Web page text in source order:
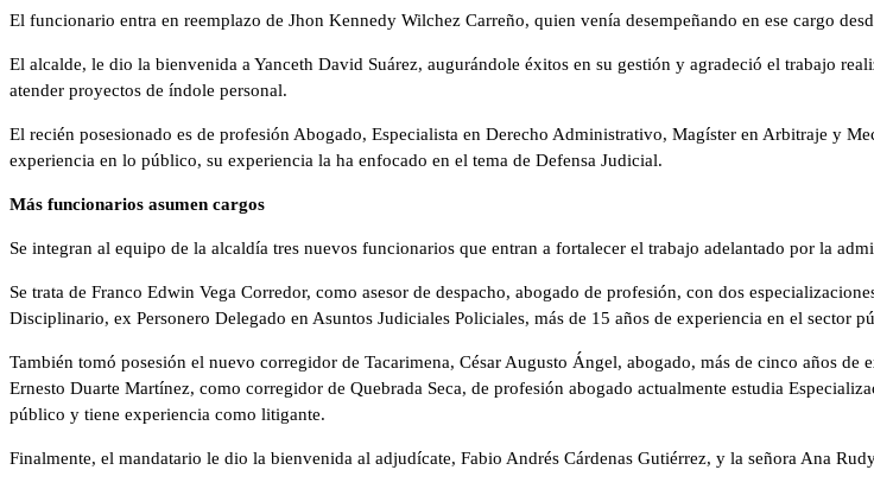
El funcionario entra en reemplazo de Jhon Kennedy Wilchez Carreño, quien venía desempeñando en ese cargo
El alcalde, le dio la bienvenida a Yanceth David Suárez, augurándole éxitos en su gestión y agradeció el trabajo
atender proyectos de índole personal.
El recién posesionado es de profesión Abogado, Especialista en Derecho Administrativo, Magíster en Arbitraje y
experiencia en lo público, su experiencia la ha enfocado en el tema de Defensa Judicial.
Más funcionarios asumen cargos
Se integran al equipo de la alcaldía tres nuevos funcionarios que entran a fortalecer el trabajo adelantado por la
Se trata de Franco Edwin Vega Corredor, como asesor de despacho, abogado de profesión, con dos
Disciplinario, ex Personero Delegado en Asuntos Judiciales Policiales, más de 15 años de experiencia en el sector
También tomó posesión el nuevo corregidor de Tacarimena, César Augusto Ángel, abogado, más de cinco años
Ernesto Duarte Martínez, como corregidor de Quebrada Seca, de profesión abogado actualmente estudia
público y tiene experiencia como litigante.
Finalmente, el mandatario le dio la bienvenida al adjudícate, Fabio Andrés Cárdenas Gutiérrez, y la señora Ana